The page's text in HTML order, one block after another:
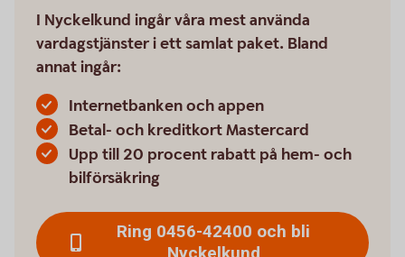
I Nyckelkund ingår våra mest använda
vardagstjänster i ett samlat paket. Bland
annat ingår:
Internetbanken och appen
Betal- och kreditkort Mastercard
Upp till 20 procent rabatt på hem- och
bilförsäkring
Ring 0456-42400 och bli